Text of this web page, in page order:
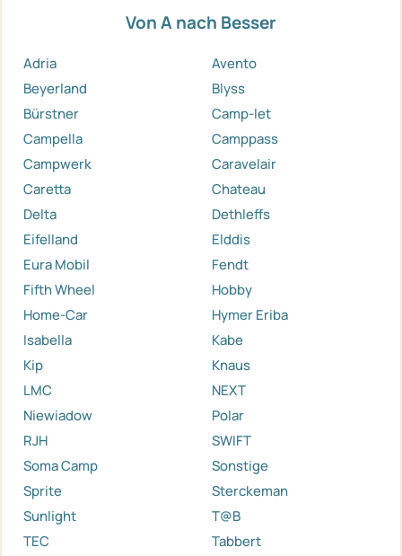
Von A nach Besser
Adria
Avento
Beyerland
Blyss
Bürstner
Camp-let
Campella
Camppass
Campwerk
Caravelair
Caretta
Chateau
Delta
Dethleffs
Eifelland
Elddis
Eura Mobil
Fendt
Fifth Wheel
Hobby
Home-Car
Hymer Eriba
Isabella
Kabe
Kip
Knaus
LMC
NEXT
Niewiadow
Polar
RJH
SWIFT
Soma Camp
Sonstige
Sprite
Sterckeman
Sunlight
T@B
TEC
Tabbert